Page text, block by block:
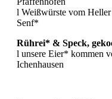
l Weißwürste vom
Senf*
Rührei* & Speck,
l unsere Eier* kommen
Ichenhausen